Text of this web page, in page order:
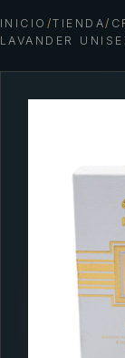
INICIO /TIENDA/
LAVANDER